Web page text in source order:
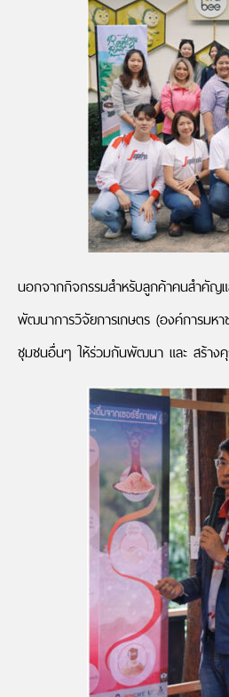
นอกจากกิจกรรมสำหรับลูกค้าคนสำคัญแ
พัฒนาการวิจัยการเกษตร (องค์การมห
ชุมชนอื่นๆ ให้ร่วมกันพัฒนา และ สร้าง